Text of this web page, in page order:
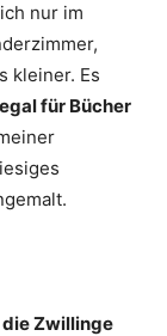
nur im
kleiner. Es
für Bücher
Zwillinge